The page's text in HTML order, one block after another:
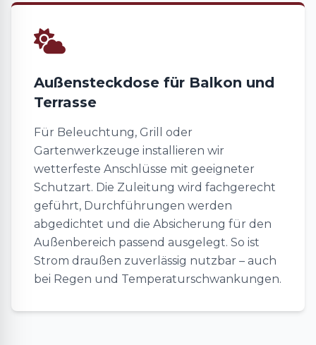
Außensteckdose für Balkon und
Terrasse
Für Beleuchtung, Grill oder
Gartenwerkzeuge installieren wir
wetterfeste Anschlüsse mit geeigneter
Schutzart. Die Zuleitung wird fachgerecht
geführt, Durchführungen werden
abgedichtet und die Absicherung für den
Außenbereich passend ausgelegt. So ist
Strom draußen zuverlässig nutzbar – auch
bei Regen und Temperaturschwankungen.